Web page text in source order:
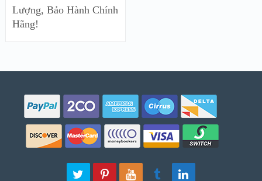
Lượng, Bảo Hành Chính
Hãng!